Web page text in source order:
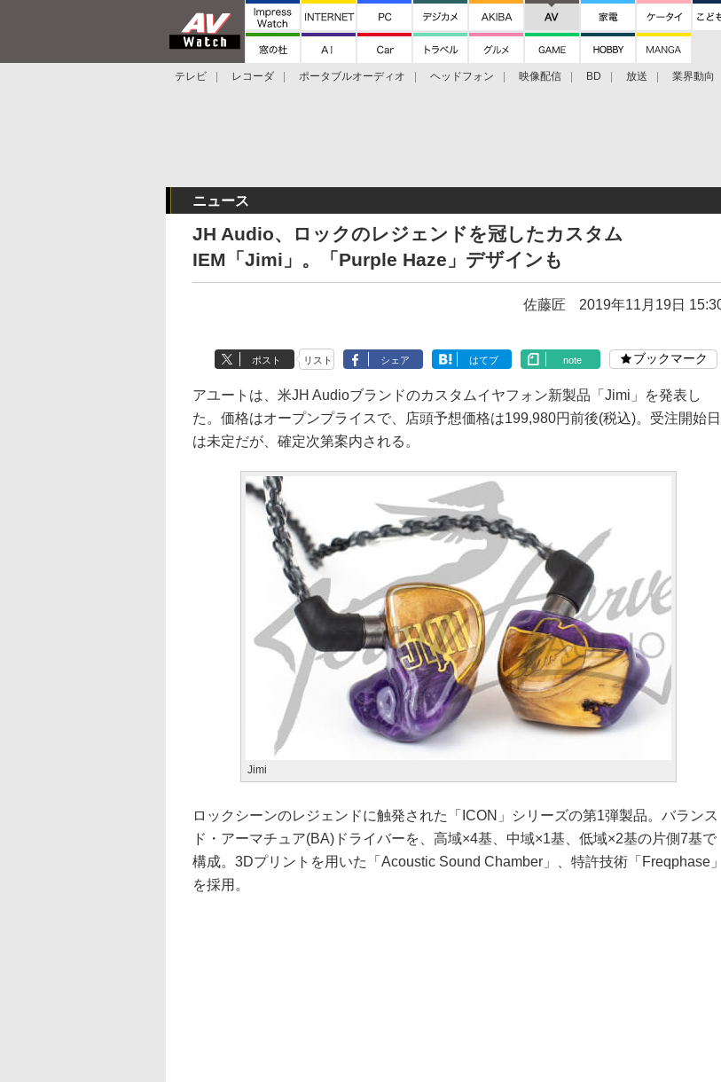
テレビ レコーダ ポータブルオーディオ ヘッドフォン 映像配信 BD 放送 業界動向
ニュース
JH Audio、ロックのレジェンドを冠したカスタム
IEM「Jimi」。「Purple Haze」デザインも
佐藤匠 2019年11月19日
ポスト リスト シェア はてブ note ブックマーク
アユートは、米JH Audioブランドのカスタムイヤフォン新製品「Jimi」を発表し
た。価格はオープンプライスで、店頭予想価格は199,980円前後(税込)。受注開始日
は未定だが、確定次第案内される。
Jimi
ロックシーンのレジェンドに触発された「ICON」シリーズの第1弾製品。バランス
ド・アーマチュア(BA)ドライバーを、高域×4基、中域×1基、低域×2基の片側7基で
構成。3Dプリントを用いた「Acoustic Sound Chamber」、特許技術「Freqphase」
を採用。